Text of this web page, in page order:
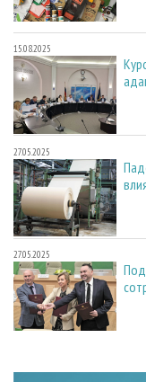
15.08.2025
27.05.2025
27.05.2025